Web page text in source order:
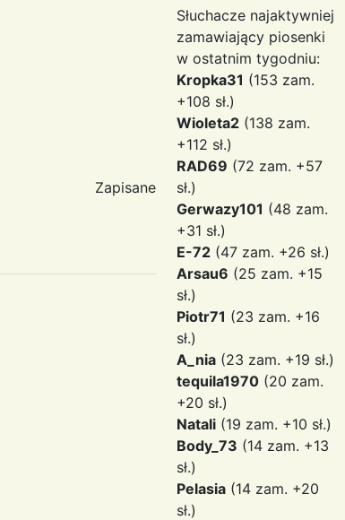
Zapisane
Słuchacze najaktywniej
zamawiający piosenki
w ostatnim tygodniu:
Kropka31 (153 zam.
+108 sł.)
Wioleta2 (138 zam.
+112 sł.)
RAD69 (72 zam. +57
sł.)
Gerwazy101 (48 zam.
+31 sł.)
E-72 (47 zam. +26 sł.)
Arsau6 (25 zam. +15
sł.)
Piotr71 (23 zam. +16
sł.)
A_nia (23 zam. +19 sł.)
tequila1970 (20 zam.
+20 sł.)
Natali (19 zam. +10 sł.)
Body_73 (14 zam. +13
sł.)
Pelasia (14 zam. +20
sł.)